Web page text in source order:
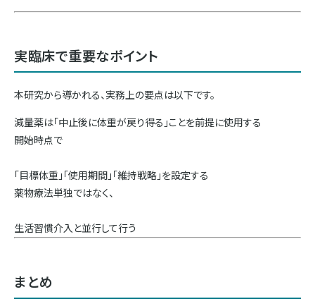
実臨床で重要なポイント
本研究から導かれる、実務上の要点は以下です。
減量薬は「中止後に体重が戻り得る」ことを前提に使用する
開始時点で
「目標体重」「使用期間」「維持戦略」を設定する
薬物療法単独ではなく、
生活習慣介入と並行して行う
まとめ